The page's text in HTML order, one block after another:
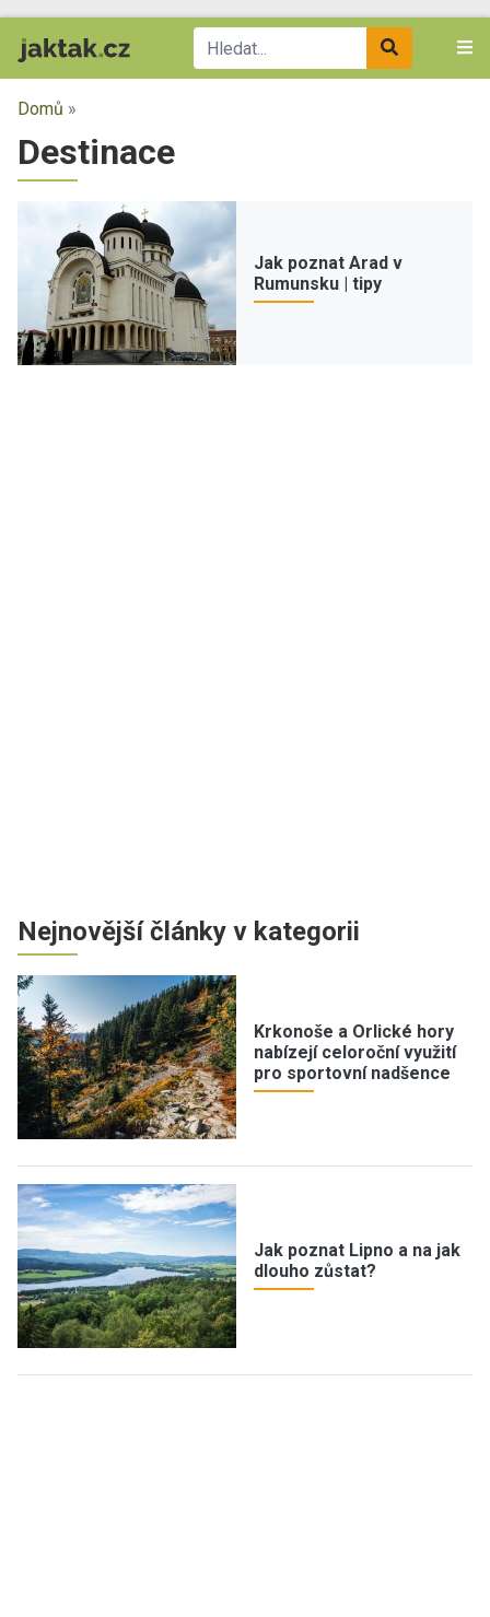
Domů »
Destinace
Jak poznat Arad v
Rumunsku | tipy
Nejnovější články v kategorii
Krkonoše a Orlické hory
nabízejí celoroční využití
pro sportovní nadšence
Jak poznat Lipno a na jak
dlouho zůstat?